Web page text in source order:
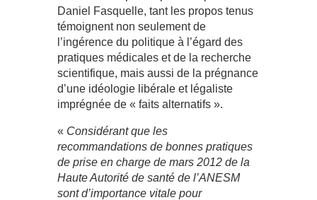
Daniel Fasquelle, tant les propos tenus
témoignent non seulement de
l’ingérence du politique à l’égard des
pratiques médicales et de la recherche
scientifique, mais aussi de la prégnance
d’une idéologie libérale et légaliste
imprégnée de « faits alternatifs ».
« Considérant que les
recommandations de bonnes pratiques
de prise en charge de mars 2012 de la
Haute Autorité de santé de l’ANESM
sont d’importance vitale pour